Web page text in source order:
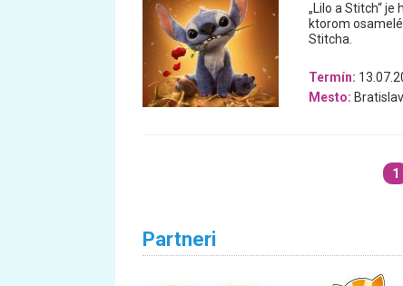
„Lilo a Stitch“
ktorom
Stitcha.
Termín:
Mesto:
1
Partneri